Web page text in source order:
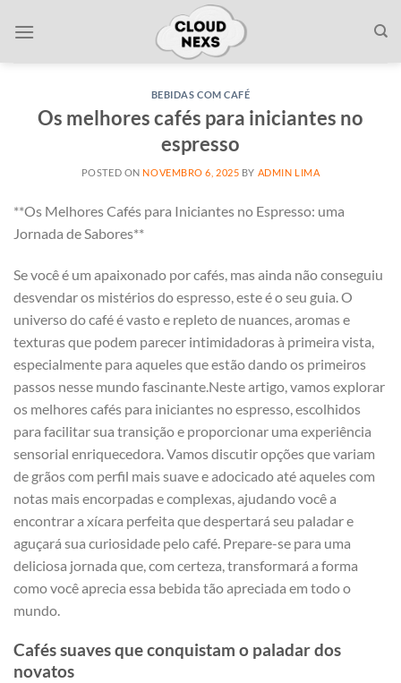
BEBIDAS COM CAFÉ
Os melhores cafés para iniciantes no
espresso
POSTED ON NOVEMBRO 6, 2025 BY ADMIN LIMA
**Os Melhores Cafés para ​Iniciantes no Espresso: uma
Jornada de Sabores**
Se você é ⁢um apaixonado por cafés, mas ainda não conseguiu
desvendar os‌ mistérios do espresso, ‌este é​ o seu guia.⁢ O
universo do ​café é vasto e repleto de nuances, aromas e
texturas que podem parecer intimidadoras à primeira ⁤vista,
especialmente para ‍aqueles que estão dando os ⁤primeiros
passos nesse mundo fascinante.Neste artigo, vamos explorar
⁢os melhores ​cafés ‍para iniciantes no espresso, escolhidos‌
para facilitar sua transição e proporcionar uma experiência
sensorial enriquecedora. Vamos discutir opções que variam
de grãos com perfil mais suave e adocicado até⁢ aqueles com
notas ⁢mais encorpadas ⁤e complexas, ajudando ⁤você a
encontrar​ a xícara perfeita que despertará seu paladar e
aguçará sua curiosidade pelo café. Prepare-se para uma
deliciosa jornada que, com certeza, transformará⁤ a forma
como você aprecia essa bebida tão apreciada em todo o
mundo.
Cafés suaves que conquistam o paladar dos
novatos